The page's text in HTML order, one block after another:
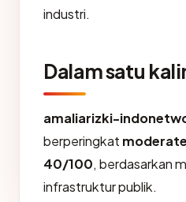
industri.
Dalam satu
amaliarizki-
berperingkat moderate
40/100, berdasarkan
infrastruktur publik.